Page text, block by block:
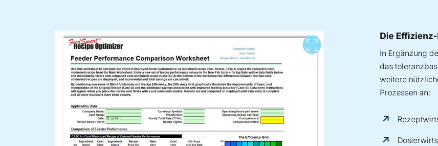
Die
In Ergänzung
das
weitere
Prozessen an: